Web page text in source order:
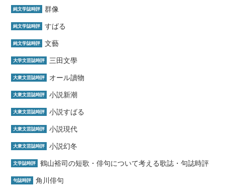
純文学誌時評 群像
純文学誌時評 すばる
純文学誌時評 文藝
大学文芸誌時評 三田文學
大衆文芸誌時評 オール讀物
大衆文芸誌時評 小説新潮
大衆文芸誌時評 小説すばる
大衆文芸誌時評 小説現代
大衆文芸誌時評 小説幻冬
文学誌時評 鶴山裕司の短歌・俳句について考える歌誌・句誌時評
句誌時評 角川俳句